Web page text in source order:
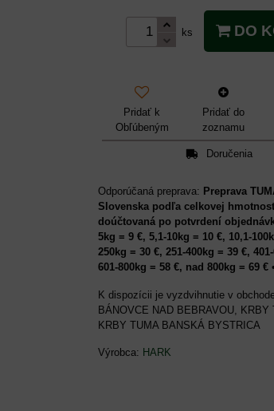
ks DO
Pridať k
Obľúbeným
Pridať do
zoznamu
Doručenia
Preprava
Slovenska podľa celkovej
doúčtovaná po potvrdení
5kg = 9 €, 5,1-10kg = 10 €, 10,1-
250kg = 30 €, 251-400kg = 39 €,
601-800kg = 58 €, nad 800kg = 69 € •
BÁNOVCE NAD BEBRAVOU, KRBY
KRBY TUMA BANSKÁ BYSTRICA
Výrobca: HARK